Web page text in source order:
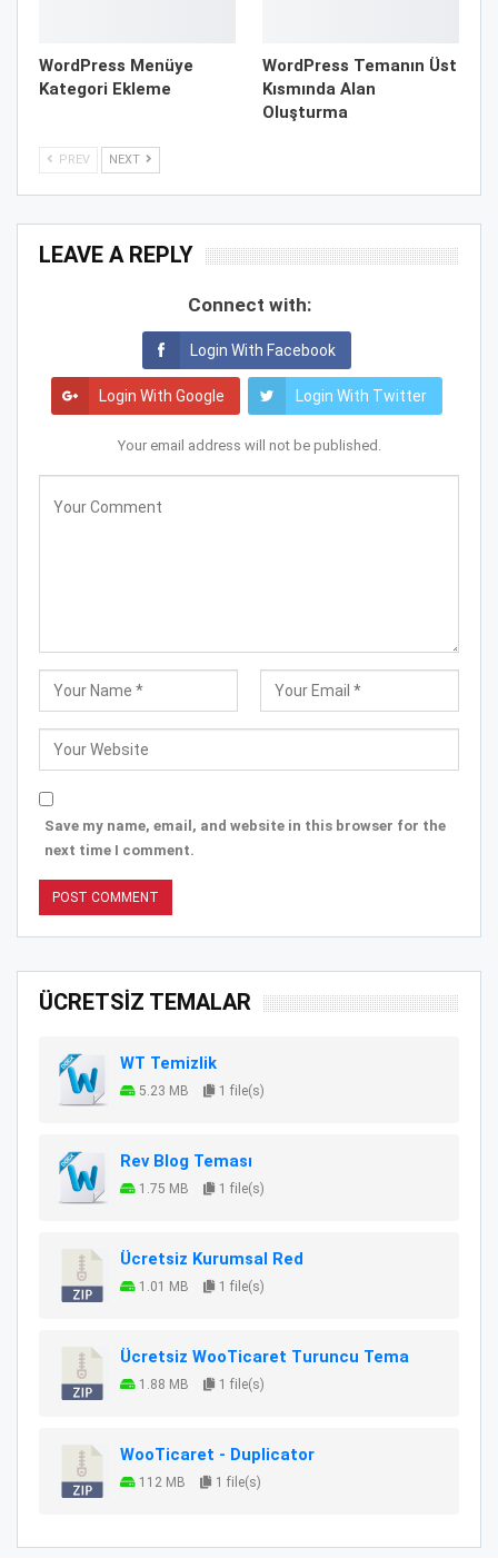
WordPress Menüye
Kategori Ekleme
WordPress Temanın Üst
Kısmında Alan
Oluşturma
PREV NEXT
LEAVE A REPLY
Connect with:
Login With Facebook
Login With Google Login With Twitter
Your email address will not be published.
Save my name, email, and website in this browser for the
next time I comment.
ÜCRETSİZ TEMALAR
WT Temizlik
5.23 MB 1 file(s)
Rev Blog Teması
1.75 MB 1 file(s)
Ücretsiz Kurumsal Red
1.01 MB 1 file(s)
Ücretsiz WooTicaret Turuncu Tema
1.88 MB 1 file(s)
WooTicaret - Duplicator
112 MB 1 file(s)